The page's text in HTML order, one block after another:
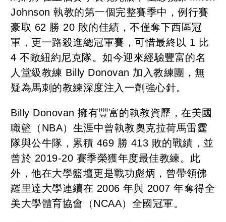
Johnson 執教的第一個完整賽季中，例行賽
豪取 62 勝 20 敗的佳績，不僅奪下西區冠
軍，更一路殺進總冠軍賽，可惜最終以 1 比
4 不敵紐約尼克隊。如今迎來經驗豐富的名
人堂級教練 Billy Donovan 加入教練團，無
疑為馬刺的教練深度注入一劑強心針。
Billy Donovan 擁有豐富的執教資歷，在美國
職籃（NBA）生涯中曾執教奧克拉荷馬雷霆
隊與公牛隊，累積 469 勝 413 敗的戰績，並
曾於 2019-20 賽季榮獲年度最佳教練。此
外，他在大學籃壇更是戰功彪炳，曾帶領佛
羅里達大學連續在 2006 年與 2007 年奪得全
美大學體育協會（NCAA）全國冠軍。